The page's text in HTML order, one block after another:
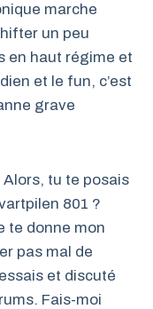
marche
un peu
en haut régime et
et le fun, c’est
grave
tu te posais
801 ?
te donne mon
pas mal de
et discuté
Fais-moi